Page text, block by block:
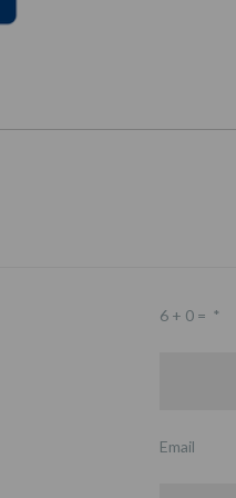
6 + 0 = *
Email